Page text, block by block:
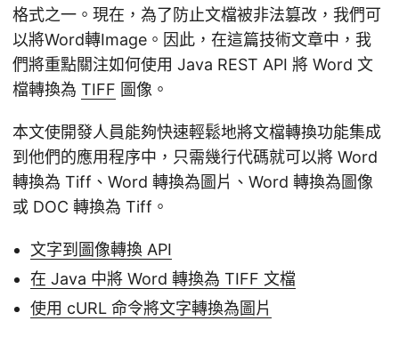
格式之一。現在，為了防止文檔被非法篡改，我們可
以將Word轉Image。因此，在這篇技術文章中，我
們將重點關注如何使用 Java REST API 將 Word 文
檔轉換為 TIFF 圖像。
本文使開發人員能夠快速輕鬆地將文檔轉換功能集成
到他們的應用程序中，只需幾行代碼就可以將 Word
轉換為 Tiff、Word 轉換為圖片、Word 轉換為圖像
或 DOC 轉換為 Tiff。
文字到圖像轉換 API
在 Java 中將 Word 轉換為 TIFF 文檔
使用 cURL 命令將文字轉換為圖片